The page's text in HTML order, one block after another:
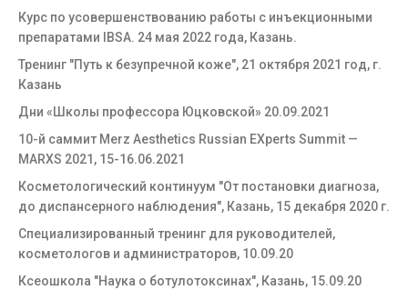
Курс по усовершенствованию работы с инъекционными
препаратами IBSA. 24 мая 2022 года, Казань.
Тренинг "Путь к безупречной коже", 21 октября 2021 год, г.
Казань
Дни «Школы профессора Юцковской» 20.09.2021
10-й саммит Merz Aesthetics Russian EXperts Summit —
MARXS 2021, 15-16.06.2021
Косметологический континуум "От постановки диагноза,
до диспансерного наблюдения", Казань, 15 декабря 2020 г.
Специализированный тренинг для руководителей,
косметологов и администраторов, 10.09.20
Ксеошкола "Наука о ботулотоксинах", Казань, 15.09.20